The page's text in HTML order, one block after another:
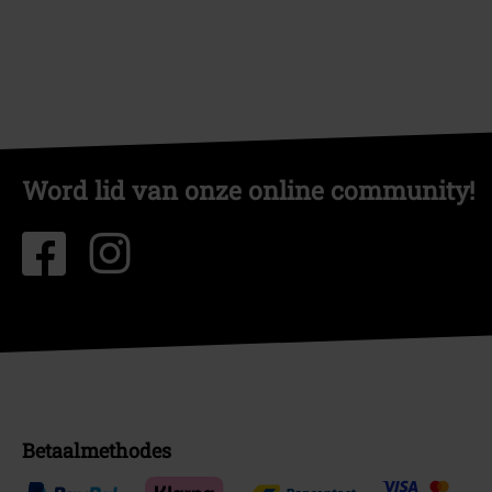
Word lid van onze online community!
Betaalmethodes